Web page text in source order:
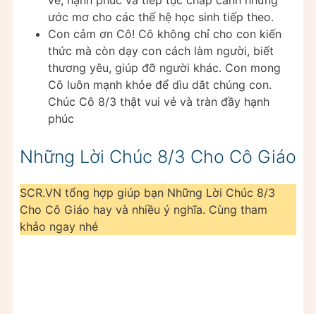
ước mơ cho các thế hệ học sinh tiếp theo.
Con cảm ơn Cô! Cô không chỉ cho con kiến
thức mà còn dạy con cách làm người, biết
thương yêu, giúp đỡ người khác. Con mong
Cô luôn mạnh khỏe để dìu dắt chúng con.
Chúc Cô 8/3 thật vui vẻ và tràn đầy hạnh
phúc
Những Lời Chúc 8/3 Cho Cô Giáo
SCR.VN tổng hợp giúp bạn Những Lời Chúc 8/3
Cho Cô Giáo hay và nhiều ý nghĩa. Cùng tham
khảo ngay nhé